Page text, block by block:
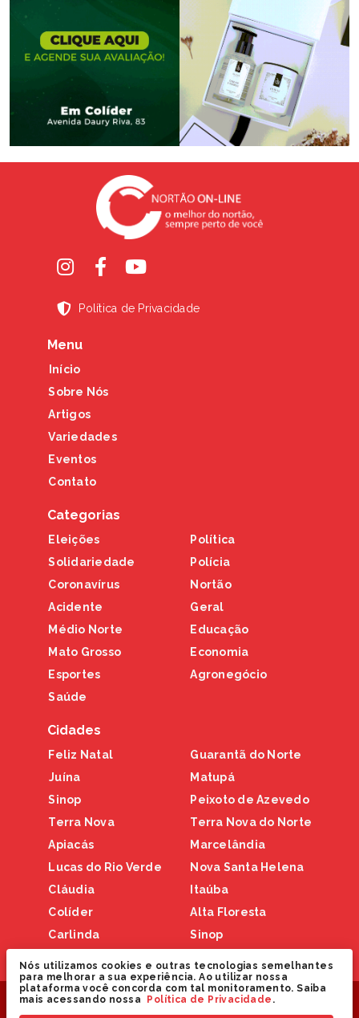
Política de Privacidade
Menu
Início
Sobre Nós
Artigos
Variedades
Eventos
Contato
Categorias
Eleições
Solidariedade
Coronavírus
Acidente
Médio Norte
Mato Grosso
Esportes
Saúde
Política
Polícia
Nortão
Geral
Educação
Economia
Agronegócio
Cidades
Feliz Natal
Juína
Sinop
Terra Nova
Apiacás
Lucas do Rio Verde
Cláudia
Colíder
Carlinda
Guarantã do Norte
Matupá
Peixoto de Azevedo
Terra Nova do Norte
Marcelândia
Nova Santa Helena
Itaúba
Alta Floresta
Sinop
Copyright © 2024 Nortão Online. Todos os direitos
reservados.
Nós utilizamos cookies e outras tecnologias semelhantes
para melhorar a sua experiência. Ao utilizar nossa
plataforma você concorda com tal monitoramento. Saiba
mais acessando nossa
Política de Privacidade .